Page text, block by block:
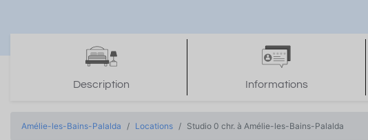
Description Informations
Amélie-les-Bains-Palalda Locations Studio 0 chr. à Amélie-les-Bains-Palalda